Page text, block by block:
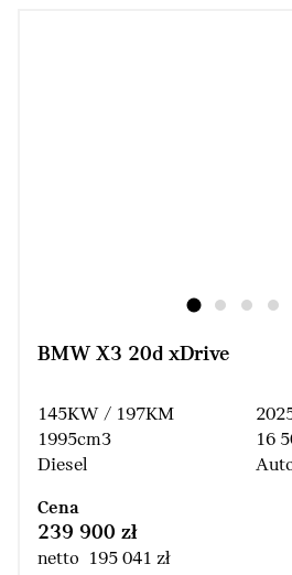
BMW X3 20d xDrive
145KW / 197KM
1995cm3
Diesel
16
Cena
239 900 zł
netto 195 041 zł